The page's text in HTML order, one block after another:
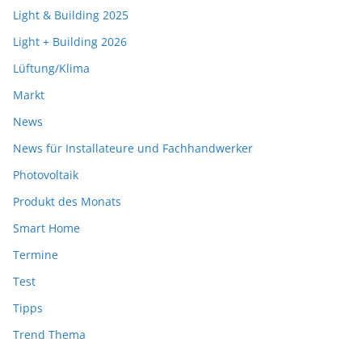
Light & Building 2025
Light + Building 2026
Lüftung/Klima
Markt
News
News für Installateure und Fachhandwerker
Photovoltaik
Produkt des Monats
Smart Home
Termine
Test
Tipps
Trend Thema